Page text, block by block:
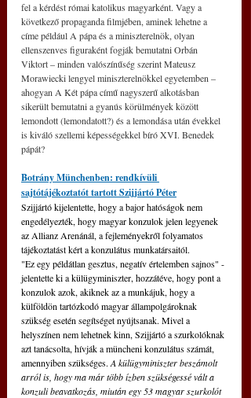
fel a kérdést római katolikus magyarként. Vagy a
következő propaganda filmjében, aminek lehetne a
címe például A pápa és a miniszterelnök, olyan
ellenszenves figuraként fogják bemutatni Orbán
Viktort – minden valószínűség szerint Mateusz
Morawiecki lengyel miniszterelnökkel egyetemben –
ahogyan A Két pápa című nagyszerű alkotásban
sikerült bemutatni a gyanús körülmények között
lemondott (lemondatott?) és a lemondása után évekkel
is kiváló szellemi képességekkel bíró XVI. Benedek
pápát?
Botrány Münchenben: rendkívüli
sajtótájékoztatót tartott Szijjártó Péter
Szijjártó kijelentette, hogy a bajor hatóságok nem
engedélyezték, hogy magyar konzulok jelen legyenek
az Allianz Arenánál, a fejleményekről folyamatos
tájékoztatást kért a konzulátus munkatársaitól.
"Ez egy példátlan gesztus, negatív értelemben sajnos" -
jelentette ki a külügyminiszter, hozzátéve, hogy pont a
konzulok azok, akiknek az a munkájuk, hogy a
külföldön tartózkodó magyar állampolgároknak
szükség esetén segítséget nyújtsanak. Mivel a
helyszínen nem lehetnek kinn, Szijjártó a szurkolóknak
azt tanácsolta, hívják a müncheni konzulátus számát,
amennyiben szükséges. A külügyminiszter beszámolt
arról is, hogy ma már több ízben szükségessé vált a
konzuli beavatkozás, miután egy 53 magyar szurkolót